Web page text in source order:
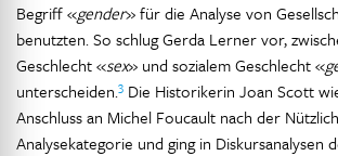
Begriff «gender» für die Analyse von
benutzten. So schlug Gerda Lerner vor,
Geschlecht «sex» und sozialem Geschlecht «
unterscheiden.3 Die Historikerin Joan Scott
Anschluss an Michel Foucault nach der
Analysekategorie und ging in Diskursanalysen